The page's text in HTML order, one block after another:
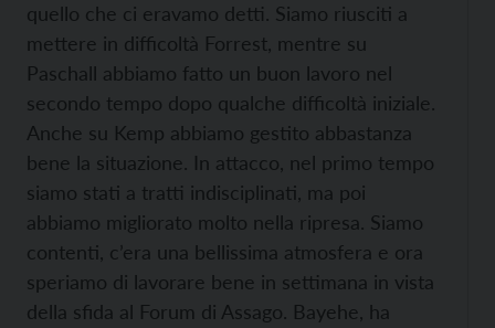
quello che ci eravamo detti. Siamo riusciti a
mettere in difficoltà Forrest, mentre su
Paschall abbiamo fatto un buon lavoro nel
secondo tempo dopo qualche difficoltà iniziale.
Anche su Kemp abbiamo gestito abbastanza
bene la situazione. In attacco, nel primo tempo
siamo stati a tratti indisciplinati, ma poi
abbiamo migliorato molto nella ripresa. Siamo
contenti, c’era una bellissima atmosfera e ora
speriamo di lavorare bene in settimana in vista
della sfida al Forum di Assago. Bayehe, ha